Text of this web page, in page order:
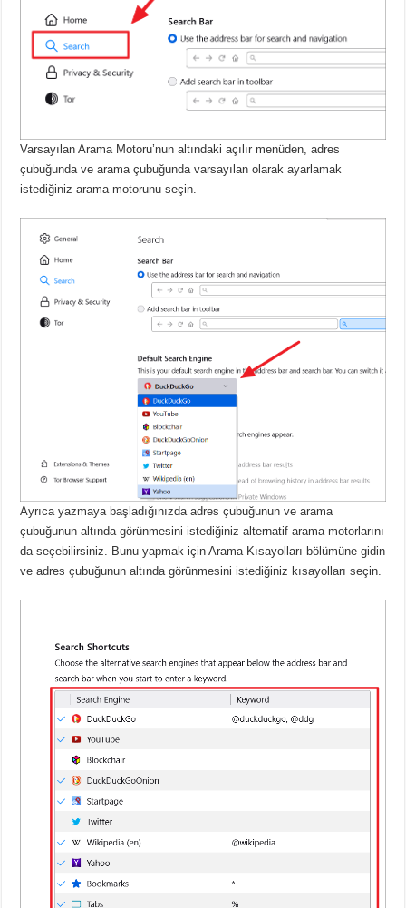
Varsayılan Arama Motoru’nun altındaki açılır menüden, adres
çubuğunda ve arama çubuğunda varsayılan olarak ayarlamak
istediğiniz arama motorunu seçin.
Ayrıca yazmaya başladığınızda adres çubuğunun ve arama
çubuğunun altında görünmesini istediğiniz alternatif arama motorlarını
da seçebilirsiniz.
Bunu yapmak için Arama Kısayolları bölümüne gidin
ve adres çubuğunun altında görünmesini istediğiniz kısayolları seçin.